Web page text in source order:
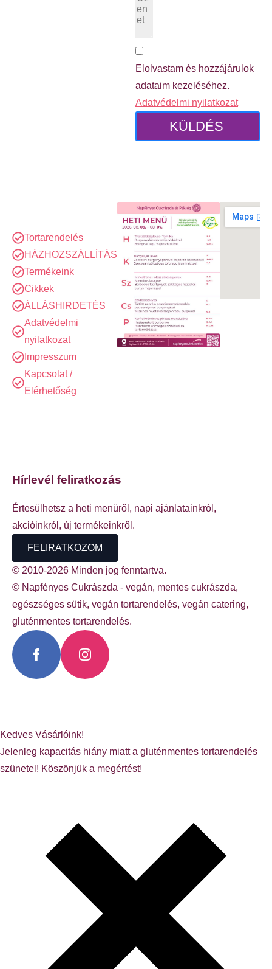
Elolvastam és hozzájárulok
adataim kezeléséhez.
Adatvédelmi nyilatkozat
KÜLDÉS
Tortarendelés
HÁZHOZSZÁLLÍTÁS
Termékeink
Cikkek
ÁLLÁSHIRDETÉS
Adatvédelmi
nyilatkozat
Impresszum
Kapcsolat /
Elérhetőség
Hírlevél feliratkozás
Értesülhetsz a heti menüről, napi ajánlatainkról,
akcióinkról, új termékeinkről.
FELIRATKOZOM
© 2010-2026 Minden jog fenntartva.
© Napfényes Cukrászda - vegán, mentes cukrászda,
egészséges sütik, vegán tortarendelés, vegán catering,
gluténmentes tortarendelés.
Kedves Vásárlóink!
Jelenleg kapacitás hiány miatt a gluténmentes tortarendelés
szünetel! Köszönjük a megértést!